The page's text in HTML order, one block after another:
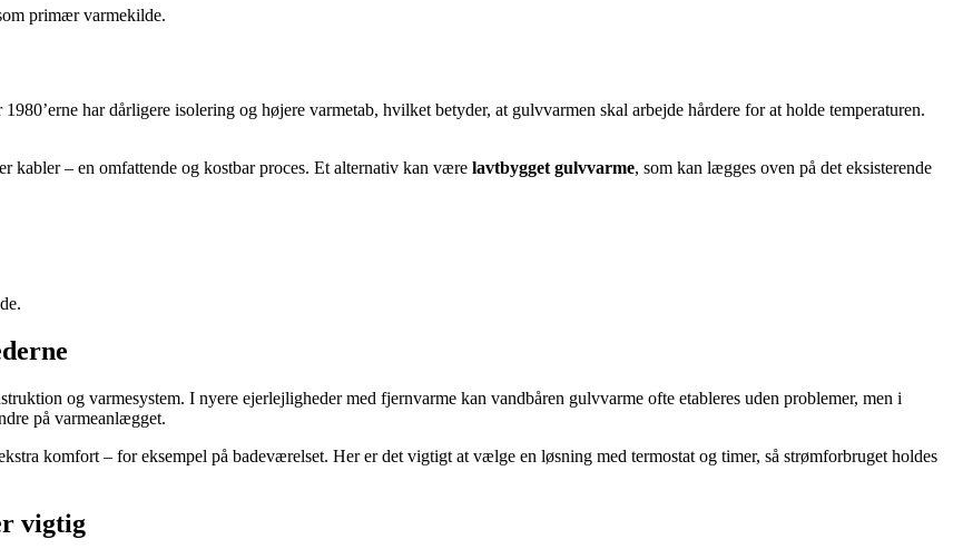
primær varmekilde.
har dårligere isolering og højere varmetab, hvilket betyder, at gulvvarmen skal arbejde hårdere for at holde temperaturen.
– en omfattende og kostbar proces. Et alternativ kan være lavtbygget gulvvarme, som kan lægges oven på det eksisterende
og varmesystem. I nyere ejerlejligheder med fjernvarme kan vandbåren gulvvarme ofte etableres uden problemer, men i
på varmeanlægget.
komfort – for eksempel på badeværelset. Her er det vigtigt at vælge en løsning med termostat og timer, så strømforbruget holdes
vigtig